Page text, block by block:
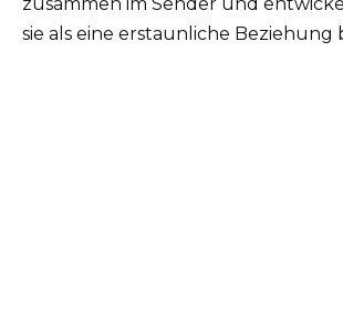
zusammen im Sender und
sie als eine erstaunliche Beziehung